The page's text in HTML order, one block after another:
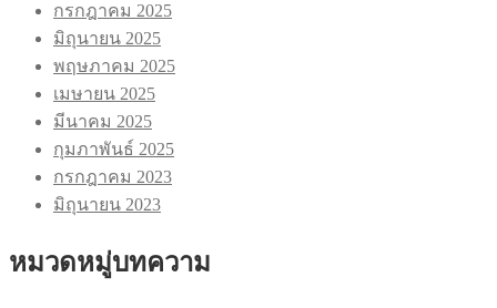
กรกฎาคม 2025
มิถุนายน 2025
พฤษภาคม 2025
เมษายน 2025
มีนาคม 2025
กุมภาพันธ์ 2025
กรกฎาคม 2023
มิถุนายน 2023
หมวดหมู่บทความ